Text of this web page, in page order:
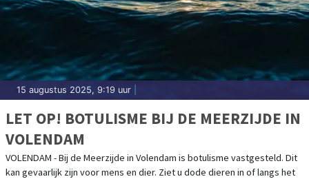
15 augustus 2025, 9:19 uur
LET OP! BOTULISME BIJ DE MEERZIJDE IN
VOLENDAM
VOLENDAM - Bij de Meerzijde in Volendam is botulisme vastgesteld. Dit
kan gevaarlijk zijn voor mens en dier. Ziet u dode dieren in of langs het